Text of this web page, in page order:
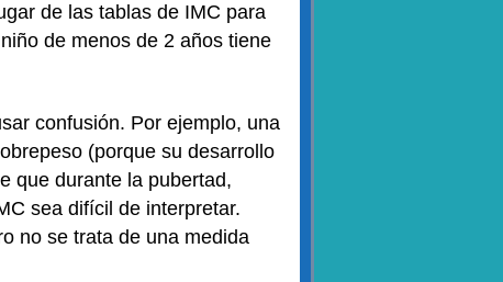
de las tablas de IMC para
de menos de 2 años tiene
confusión. Por ejemplo, una
(porque su desarrollo
que durante la pubertad,
sea difícil de interpretar.
no se trata de una medida